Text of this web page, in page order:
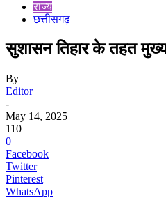
राज्य
छत्तीसगढ़
सुशासन तिहार के तहत
By
Editor
-
May 14, 2025
110
0
Facebook
Twitter
Pinterest
WhatsApp